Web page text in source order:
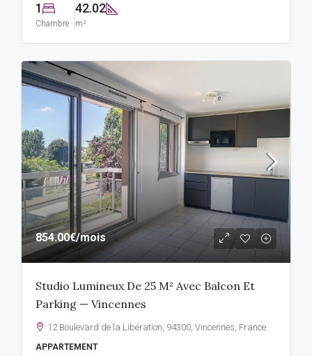
1
Chambre
42.02
m²
854.00€/mois
Studio Lumineux De 25 M² Avec Balcon Et
Parking — Vincennes
12 Boulevard de la Libération, 94300, Vincennes, France
APPARTEMENT